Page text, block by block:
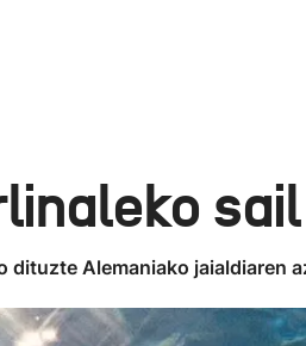
Alemaniako jaialdiaren